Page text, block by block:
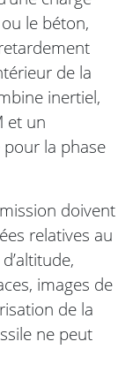
le béton,
de la
inertiel,
et un
la phase
doivent
relatives au
images de
de la
ne peut